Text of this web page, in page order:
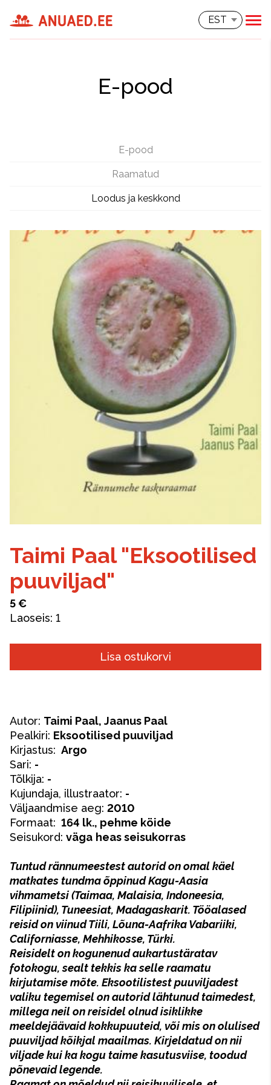
EST
E-pood
E-pood
Raamatud
Loodus ja keskkond
Taimi Paal "Eksootilised
puuviljad"
5 €
Laoseis: 1
Lisa ostukorvi
Autor: Taimi Paal, Jaanus Paal
Pealkiri: Eksootilised puuviljad
Kirjastus: Argo
Sari: -
Tõlkija: -
Kujundaja, illustraator: -
Väljaandmise aeg: 2010
Formaat: 164 lk., pehme köide
Seisukord: väga heas seisukorras
Tuntud rännumeestest autorid on omal käel
matkates tundma õppinud Kagu-Aasia
vihmametsi (Taimaa, Malaisia, Indoneesia,
Filipiinid), Tuneesiat, Madagaskarit. Tööalased
reisid on viinud Tiili, Lõuna-Aafrika Vabariiki,
Californiasse, Mehhikosse, Türki.
Reisidelt on kogunenud aukartustäratav
fotokogu, sealt tekkis ka selle raamatu
kirjutamise mõte. Eksootilistest puuviljadest
valiku tegemisel on autorid lähtunud taimedest,
millega neil on reisidel olnud isiklikke
meeldejäävaid kokkupuuteid, või mis on olulised
puuviljad kõikjal maailmas. Kirjeldatud on nii
viljade kui ka kogu taime kasutusviise, toodud
põnevaid legende.